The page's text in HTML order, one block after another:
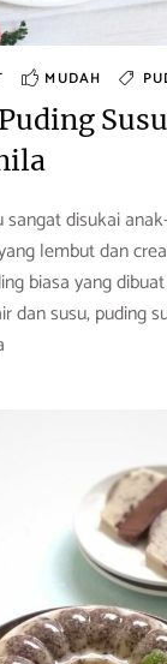
MUDAH
sangat disukai
lembut dan
biasa yang
dan susu, puding